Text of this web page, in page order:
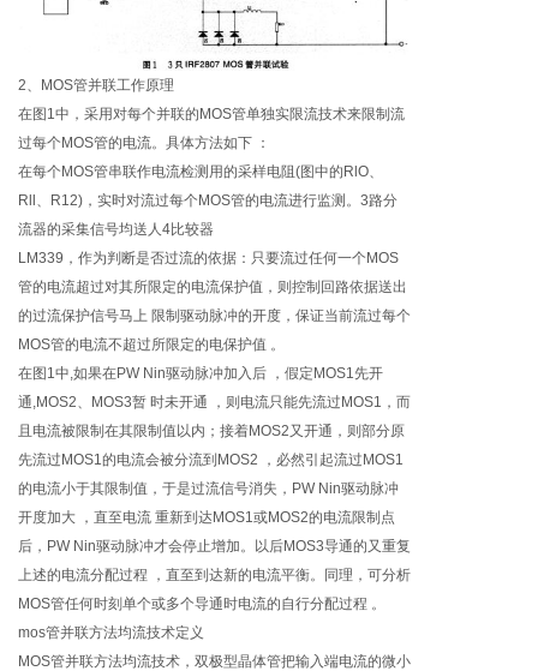
2、MOS管并联工作原理
在图1中，采用对每个并联的MOS管单独实限流技术来限制流
过每个MOS管的电流。具体方法如下 ：
在每个MOS管串联作电流检测用的采样电阻(图中的RlO、
Rll、R12)，实时对流过每个MOS管的电流进行监测。3路分
流器的采集信号均送人4比较器
LM339，作为判断是否过流的依据：只要流过任何一个MOS
管的电流超过对其所限定的电流保护值，则控制回路依据送出
的过流保护信号马上 限制驱动脉冲的开度，保证当前流过每个
MOS管的电流不超过所限定的电保护值 。
在图1中,如果在PW Nin驱动脉冲加入后 ，假定MOS1先开
通,MOS2、MOS3暂 时未开通 ，则电流只能先流过MOS1，而
且电流被限制在其限制值以内；接着MOS2又开通，则部分原
先流过MOS1的电流会被分流到MOS2 ，必然引起流过MOS1
的电流小于其限制值，于是过流信号消失，PW Nin驱动脉冲
开度加大 ，直至电流 重新到达MOS1或MOS2的电流限制点
后，PW Nin驱动脉冲才会停止增加。以后MOS3导通的又重复
上述的电流分配过程 ，直至到达新的电流平衡。同理，可分析
MOS管任何时刻单个或多个导通时电流的自行分配过程 。
mos管并联方法均流技术定义
MOS管并联方法均流技术，双极型晶体管把输入端电流的微小